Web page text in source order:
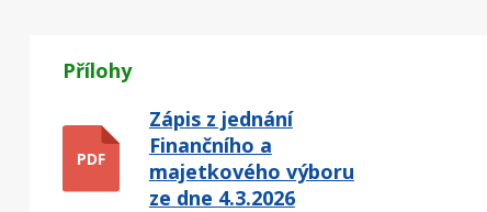
Přílohy
PDF
Zápis z jednání
Finančního a
majetkového výboru
ze dne 4.3.2026